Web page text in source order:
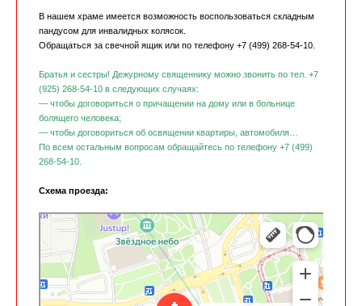
В нашем храме имеется возможность воспользоваться складным
пандусом для инвалидных колясок.
Обращаться за свечной ящик или по телефону +7 (499) 268-54-10.
Братья и сестры! Дежурному священнику можно звонить по тел. +7
(925) 268-54-10 в следующих случаях:
— чтобы договориться о причащении на дому или в больнице
болящего человека;
— чтобы договориться об освящении квартиры, автомобиля…
По всем остальным вопросам обращайтесь по телефону +7 (499)
268-54-10.
Схема проезда:
Храм Воскресения Христова в Сокольниках
Православный храм в Москве